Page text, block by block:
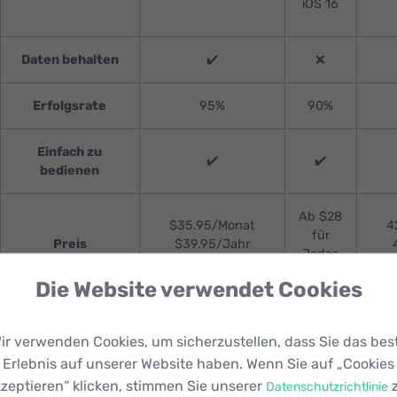
iOS 16
Daten behalten ✔️ ❌
Erfolgsrate 95% 90%
Einfach zu
bedienen
✔️ ✔️
Preis
$35.95/Monat
$39.95/Jahr
Ab $28
für
Jedes
Von der Tabelle kann man einfach eine geeignete
Meinung in Vergleich zu anderen Programmen besser.
Die Website verwendet Cookies
verwenden Cookies, um sicherzustellen, dass Sie das
Erlebnis auf unserer Website haben. Wenn Sie auf „Cookies
klicken, stimmen Sie unserer Datenschutzrichtlinie